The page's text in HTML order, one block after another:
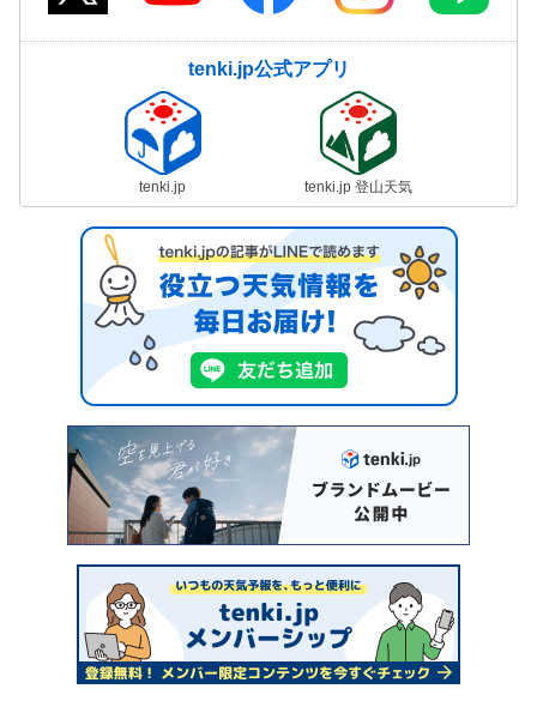
tenki.jp公式アプリ
tenki.jp tenki.jp 登山天気